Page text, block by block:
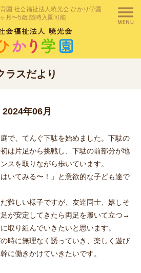
園 社会福祉法人暁光会 ひかり学園
月〜5歳 随時入園可能
ラスだより
2024年06月
で、てんぐ下駄を始めました。下駄の
は片足から挑戦し、下駄の前部分が地
スを取りながら歩いています。
いてみる〜！」と意欲的な子ども達で
難しい様子ですが、友達同士、嬉しそ
が安定してきたら両足を履いて立つ→
取り組んでいきたいと思います。
時に無理なく誘っていき、楽しく遊び
に働きかけていきたいです。